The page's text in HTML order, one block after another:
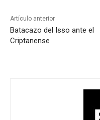
Artículo anterior
Batacazo del Isso ante el
Criptanense